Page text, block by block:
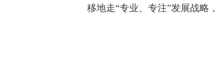
移地走“专业、专注”发展战略